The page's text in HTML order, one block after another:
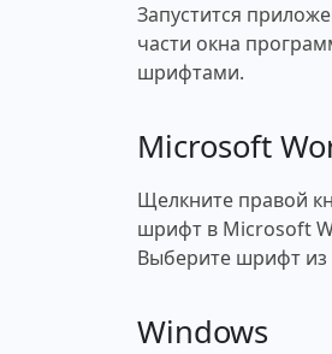
Запустится
части окна
шрифтами.
Microsoft
Щелкните правой
шрифт в Microsoft
Выберите шрифт из
Windows